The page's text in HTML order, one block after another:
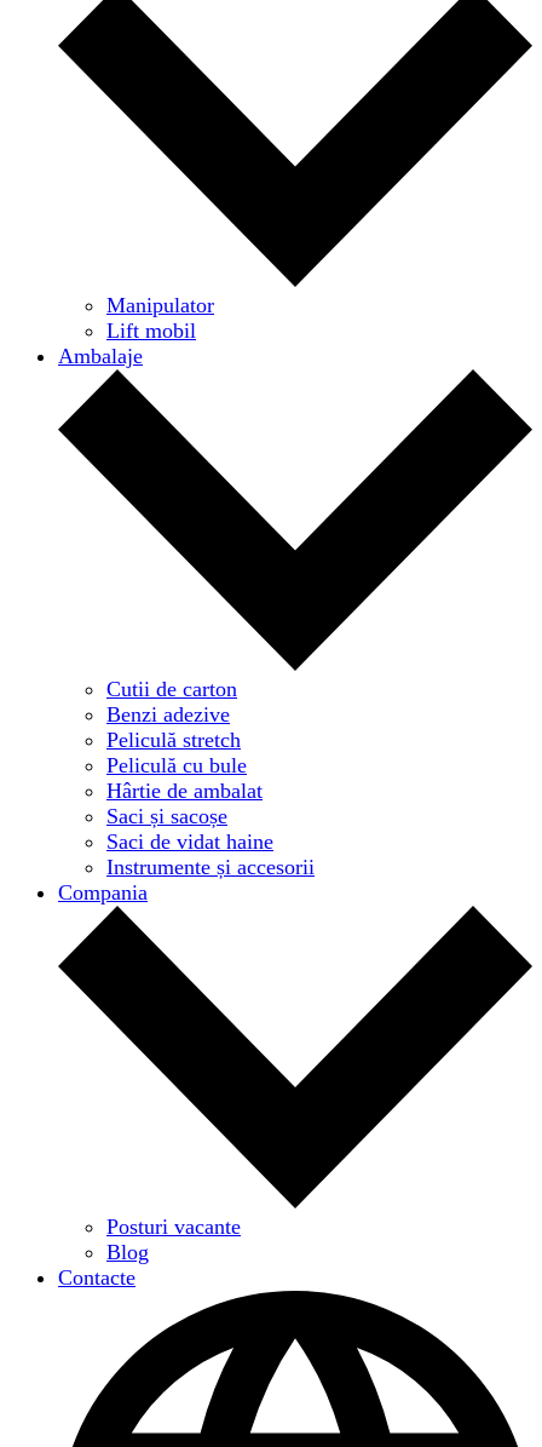
Manipulator
Lift mobil
Ambalaje
Cutii de carton
Benzi adezive
Peliculă stretch
Peliculă cu bule
Hârtie de ambalat
Saci și sacoșe
Saci de vidat haine
Instrumente și accesorii
Compania
Posturi vacante
Blog
Contacte